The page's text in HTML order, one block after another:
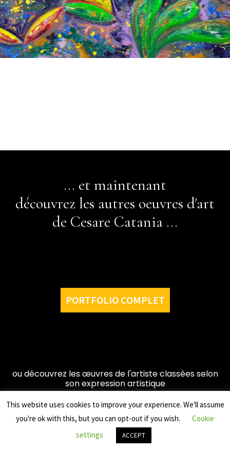
... et maintenant
découvrez les autres oeuvres d'art
de Cesare Catania ...
PORTFOLIO COMPLET
ou découvrez les œuvres de l'artiste classées selon
son expression artistique
This website uses cookies to improve your experience. We'll assume
you're ok with this, but you can opt-out if you wish.
Cookie
settings
ACCEPT